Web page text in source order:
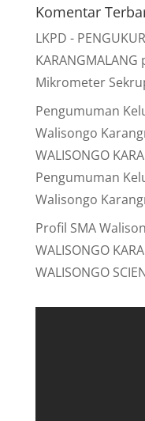
Komentar
LKPD -
KARANGMALANG
Mikrometer
Pengumuman
Walisongo
WALISONGO
Pengumuman
Walisongo
Profil SMA
WALISONGO
WALISONGO